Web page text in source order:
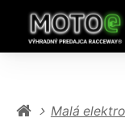
Malá